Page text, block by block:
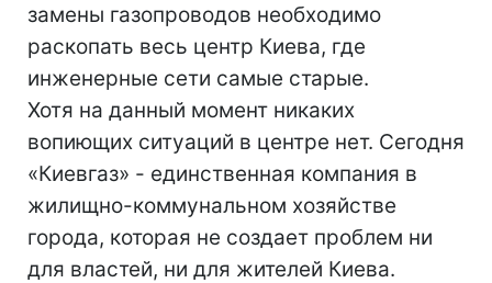
замены газопроводов необходимо
раскопать весь центр Киева, где
инженерные сети самые старые.
Хотя на данный момент никаких
вопиющих ситуаций в центре нет. Сегодня
«Киевгаз» - единственная компания в
жилищно-коммунальном хозяйстве
города, которая не создает проблем ни
для властей, ни для жителей Киева.